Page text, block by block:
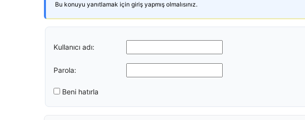
Bu konuyu yanıtlamak için giriş yapmış olmalısınız.
Kullanıcı adı:
Parola:
Beni hatırla